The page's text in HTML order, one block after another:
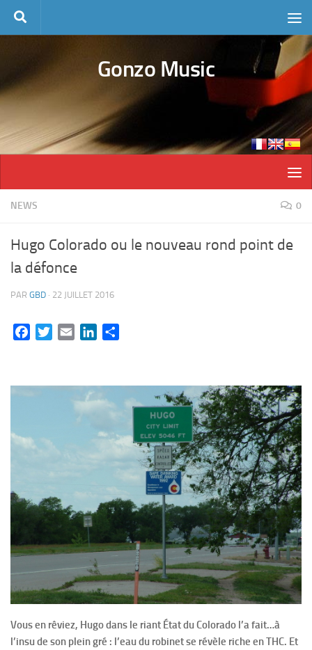
Skip to content
Gonzo Music
NEWS 0
Hugo Colorado ou le nouveau rond point de
la défonce
PAR GBD · 22 JUILLET 2016
FacebookTwitterEmail LinkedIn
Vous en rêviez, Hugo dans le riant État du Colorado l’a fait…à
l’insu de son plein gré : l’eau du robinet se révèle riche en THC. Et